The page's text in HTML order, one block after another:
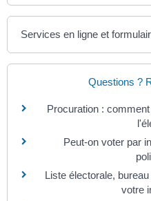
Services en ligne et
Questions ?
Procuration :
Peut-on voter par
Liste électorale,
votre